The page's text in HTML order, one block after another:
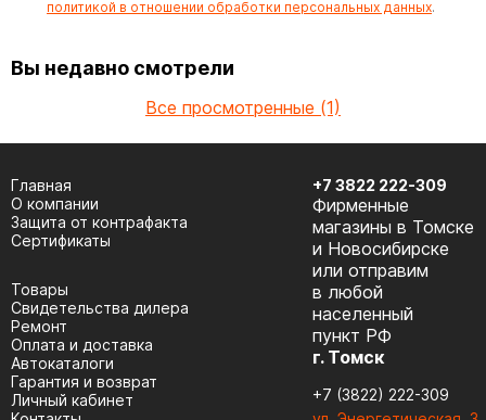
политикой в отношении обработки персональных данных.
Вы недавно смотрели
Все просмотренные (1)
Главная
О компании
Защита от контрафакта
Сертификаты
Товары
Cвидетельства дилера
Ремонт
Оплата и доставка
Автокаталоги
Гарантия и возврат
Личный кабинет
+7 3822 222-309
Фирменные
магазины в Томске
и Новосибирске
или отправим
в любой
населенный
пункт РФ
г. Томск
+7 (3822) 222-309